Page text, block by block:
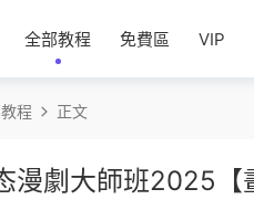
全部教程 免費區 VIP
程 正文
漫劇大師班2025【